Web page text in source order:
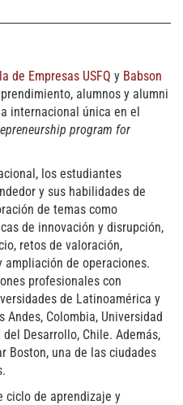
de Empresas USFQ y Babson
alumnos y alumni
internacional única en el
program for
los estudiantes
y sus habilidades de
de temas como
de innovación y disrupción,
retos de valoración,
ampliación de operaciones.
profesionales con
de Latinoamérica y
Andes, Colombia, Universidad
Desarrollo, Chile. Además,
Boston, una de las ciudades
ciclo de aprendizaje y